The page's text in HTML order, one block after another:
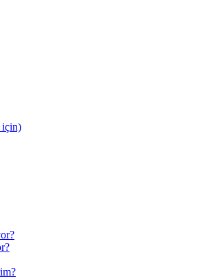
için)